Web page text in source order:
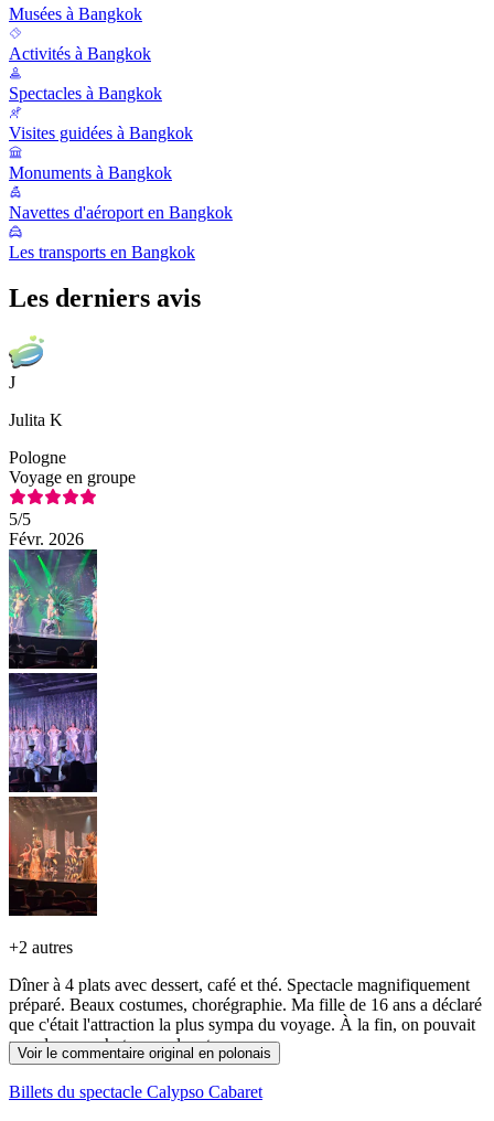
Musées à Bangkok
Activités à Bangkok
Spectacles à Bangkok
Visites guidées à Bangkok
Monuments à Bangkok
Navettes d'aéroport en Bangkok
Les transports en Bangkok
Les derniers avis
J
Julita K
Pologne
Voyage en groupe
5/5
Févr. 2026
+2 autres
Dîner à 4 plats avec dessert, café et thé. Spectacle magnifiquement
préparé. Beaux costumes, chorégraphie. Ma fille de 16 ans a déclaré
que c'était l'attraction la plus sympa du voyage. À la fin, on pouvait
prendre une photo avec les stars.
Voir le commentaire original en polonais
Billets du spectacle Calypso Cabaret